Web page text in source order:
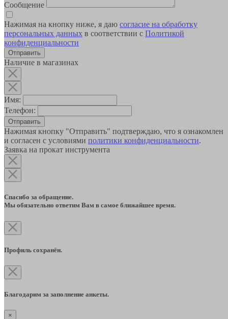
Сообщение
Нажимая на кнопку ниже, я даю согласие на обработку
персональных данных в соответствии с Политикой
конфиденциальности
Наличие в магазинах
Имя:
Телефон:
Отправить
Нажимая кнопку "Отправить" подтверждаю, что я ознакомлен
и согласен с условиями политики конфиденциальности.
Заявка на прокат инструмента
Спасибо за обращение.
Мы обязательно ответим Вам в самое ближайшее время.
Профиль сохранён.
Благодарим за заполнение анкеты.
×